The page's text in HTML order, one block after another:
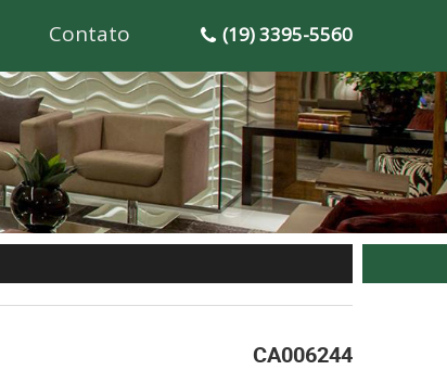
Contato (19) 3395-5560
CA006244